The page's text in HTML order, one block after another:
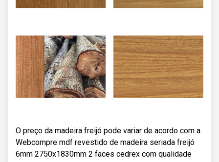
O preço da madeira freijó pode variar de acordo com a.
Webcompre mdf revestido de madeira seriada freijó
6mm 2750x1830mm 2 faces cedrex com qualidade